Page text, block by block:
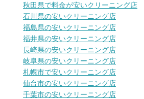
秋田県で料金が安いクリーニング店
石川県の安いクリーニング店
福島県の安いクリーニング店
福井県の安いクリーニング店
長崎県の安いクリーニング店
岐阜県の安いクリーニング店
札幌市で安いクリーニング店
仙台市の安いクリーニング店
千葉市の安いクリーニング店